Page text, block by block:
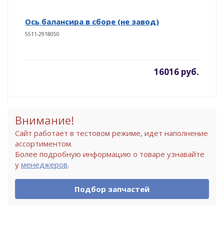
Ось балансира в сборе (не завод)
5511-2918050
16016 руб.
Внимание!
Сайт работает в тестовом режиме, идет наполнение
ассортиментом.
Более подробную информацию о товаре узнавайте
у менеджеров.
Подбор запчастей